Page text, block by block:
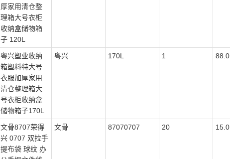
厚家用清仓整
理箱大号衣柜
收纳盒储物箱
子 120L
粤兴塑业收纳
箱塑料特大号
衣服加厚家用
清仓整理箱大
号衣柜收纳盒
储物箱子170L
粤兴 170L 1 88.0
文骨8707荣得
兴 0707 双拉手
提布袋 球纹 办
文骨 87070707 20 15.0